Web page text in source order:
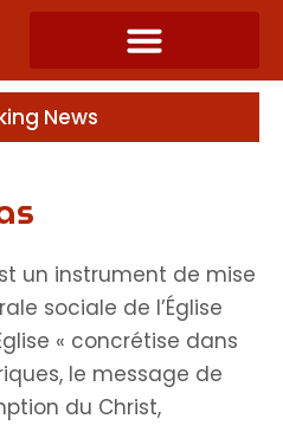
News
un instrument de mise
sociale de l’Église
« concrétise dans
le message de
du Christ,